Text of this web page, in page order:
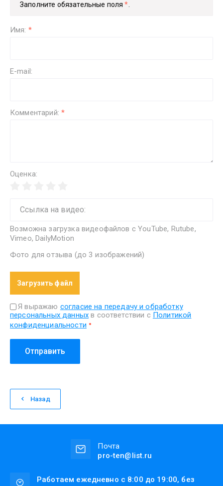
Заполните обязательные поля*.
Имя: *
E-mail:
Комментарий:*
Оценка:
Возможна загрузка видеофайлов с YouTube, Rutube,
Vimeo, DailyMotion
Фото для отзыва (до 3 изображений)
Загрузить файл
Я выражаю согласие на передачу и обработку
персональных данных в соответствии с Политикой
конфиденциальности
Отправить
Назад
Почта
pro-ten@list.ru
Работаем ежедневно с 8:00 до 19:00, без